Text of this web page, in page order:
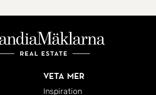
Veta mer
Inspiration